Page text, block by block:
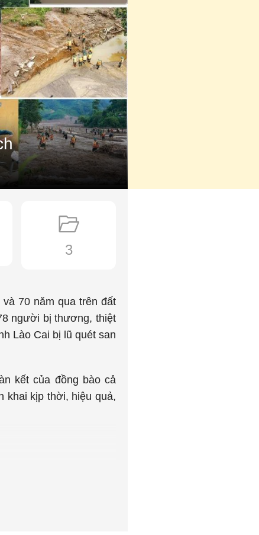
3
70 năm qua trên đất
người bị thương, thiệt
Lào Cai bị lũ quét san
kết của đồng bào cả
khai kịp thời, hiệu quả,